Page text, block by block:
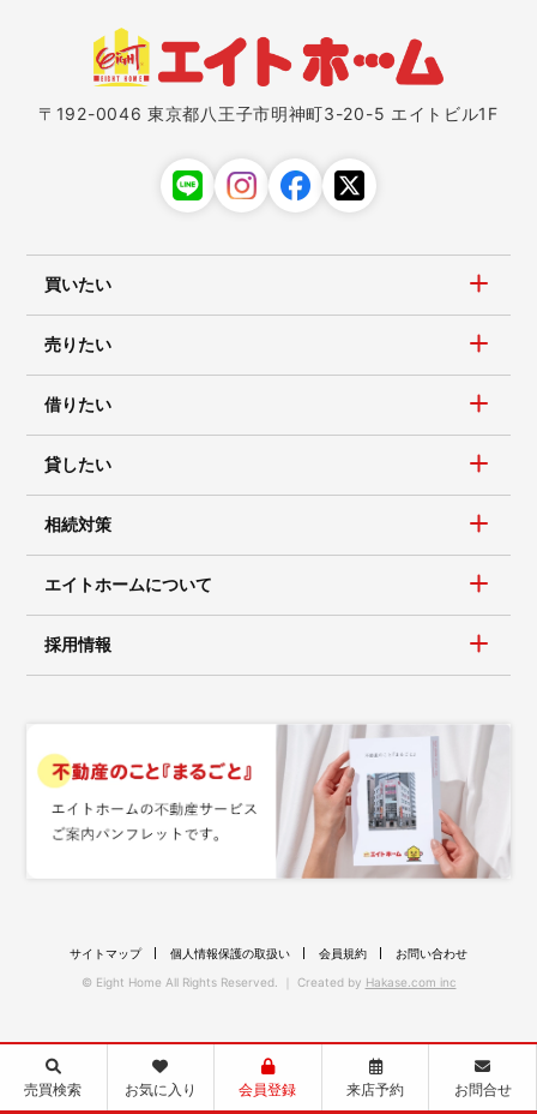
〒192-0046 東京都八王子市明神町3-20-5 エイトビル1F
買いたい
売りたい
借りたい
貸したい
相続対策
エイトホームについて
採用情報
サイトマップ 個人情報保護の取扱い 会員規約
お問い合わせ
© Eight Home All Rights Reserved. ｜ Created by Hakase.com inc
売買検索 お気に入り 会員登録 来店予約 お問合せ